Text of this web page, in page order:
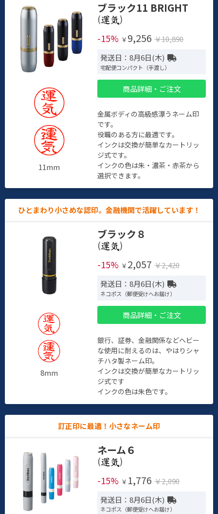
11mm
ブラック11 BRIGHT
(
)
-15% ￥ 9,256 ￥10,890
発送日：8月6日(木)
宅配便コンパクト（手渡し）
商品詳細・ご注文
金属ボディの高級感漂うネーム印
です。
役職のある方に最適です。
インクは交換が簡単なカートリッ
ジ式です。
インクの色は朱・濃茶・赤茶から
選択できます。
ひとまわり小さめな認印。金融機関で活躍しています！
8mm
ブラック８
(
)
-15% ￥ 2,057 ￥2,420
発送日：8月6日(木)
ネコポス（郵便受けへお届け）
商品詳細・ご注文
銀行、証券、金融関係などヘビー
な使用に耐えるのは、やはりシャ
チハタ製ネーム印。
インクは交換が簡単なカートリッ
ジ式です
インクの色は朱色です。
訂正印に最適！小さなネーム印
ネーム６
(
)
-15% ￥ 1,776 ￥2,090
発送日：8月6日(木)
ネコポス（郵便受けへお届け）